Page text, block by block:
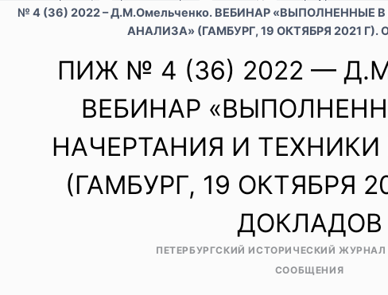
№ 4 (36) 2022 – Д.М.Омельченко. ВЕБИНАР «ВЫПОЛНЕННЫЕ
АНАЛИЗА» (ГАМБУРГ, 19 ОКТЯБРЯ 2021
ПИЖ № 4 (36) 2022 —
ВЕБИНАР
НАЧЕРТАНИЯ И
(ГАМБУРГ, 19 ОКТЯБРЯ
ДОКЛАДОВ
ПЕТЕРБУРГСКИЙ ИСТОРИЧЕСКИЙ ЖУРНАЛ
СООБЩЕНИЯ